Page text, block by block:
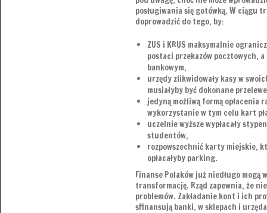
posługiwania się gotówką. W ciągu
doprowadzić do tego, by:
ZUS i KRUS maksymalnie
postaci przekazów pocztowych,
bankowym,
urzędy zlikwidowały kasy w
musiałyby być dokonane
jedyną możliwą formą opłacenia
wykorzystanie w tym celu kart
uczelnie wyższe wypłacały
studentów,
rozpowszechnić karty miejskie,
opłacałyby parking.
Finanse Polaków już niedługo mogą
transformację. Rząd zapewnia, że
problemów. Zakładanie kont i ich
sfinansują banki, w sklepach i